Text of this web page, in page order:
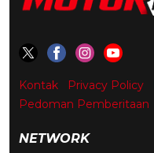
Kontak Privacy Policy
Pedoman Pemberitaan
NETWORK